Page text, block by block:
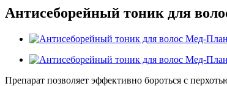
Антисеборейный тоник для
Препарат позволяет эффективно бороться с